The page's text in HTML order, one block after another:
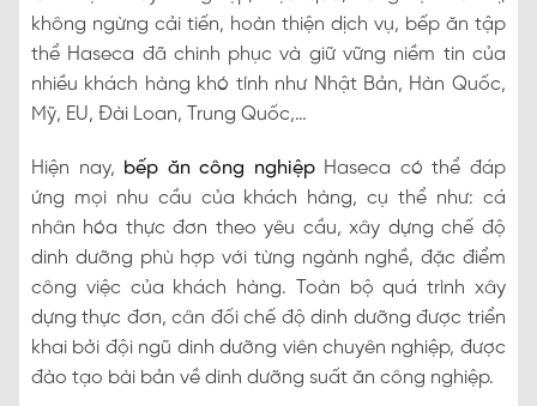
không ngừng cải tiến, hoàn thiện dịch vụ, bếp ăn tập
thể Haseca đã chinh phục và giữ vững niềm tin của
nhiều khách hàng khó tính như Nhật Bản, Hàn Quốc,
Mỹ, EU, Đài Loan, Trung Quốc,…
Hiện nay, bếp ăn công nghiệpHaseca có thể đáp
ứng mọi nhu cầu của khách hàng, cụ thể như: cá
nhân hóa thực đơn theo yêu cầu, xây dựng chế độ
dinh dưỡng phù hợp với từng ngành nghề, đặc điểm
công việc của khách hàng. Toàn bộ quá trình xây
dựng thực đơn, cân đối chế độ dinh dưỡng được triển
khai bởi đội ngũ dinh dưỡng viên chuyên nghiệp, được
đào tạo bài bản về dinh dưỡng suất ăn công nghiệp.